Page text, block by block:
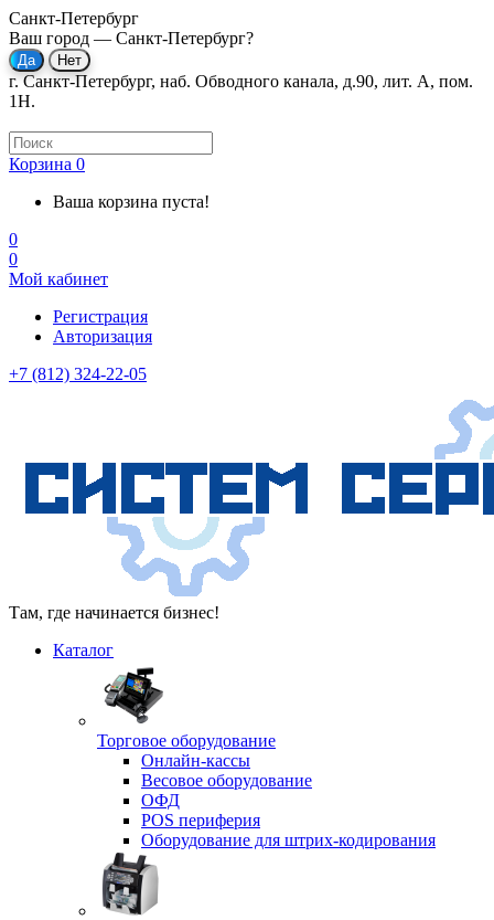
Санкт-Петербург
Ваш город — Санкт-Петербург?
г. Санкт-Петербург, наб. Обводного канала, д.90, лит. А, пом.
1Н.
Корзина 0
Ваша корзина пуста!
0
0
Мой кабинет
Регистрация
Авторизация
+7 (812) 324-22-05
Там, где начинается бизнес!
Каталог
Торговое оборудование
Онлайн-кассы
Весовое оборудование
ОФД
POS периферия
Оборудование для штрих-кодирования